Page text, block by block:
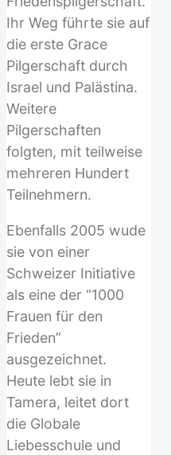
Ihr Weg führte sie auf
die erste Grace
Pilgerschaft durch
Israel und Palästina.
Weitere
Pilgerschaften
folgten, mit teilweise
mehreren Hundert
Teilnehmern.
Ebenfalls 2005 wude
sie von einer
Schweizer Initiative
als eine der “1000
Frauen für den
Frieden”
ausgezeichnet.
Heute lebt sie in
Tamera, leitet dort
die Globale
Liebesschule und